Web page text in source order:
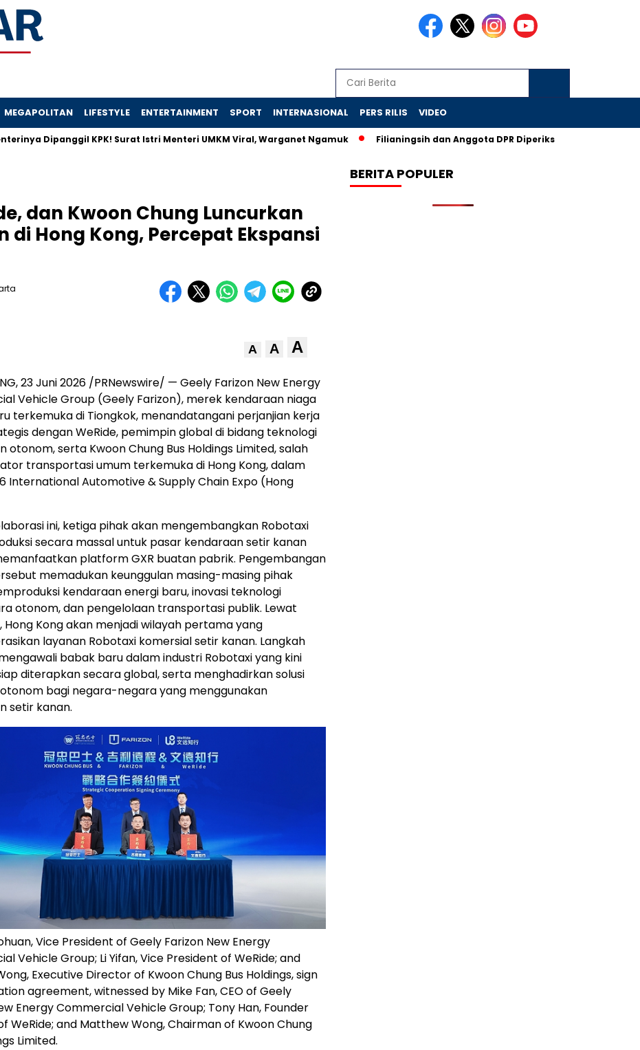
MEGAPOLITAN LIFESTYLE ENTERTAINMENT SPORT INTERNASIONAL PERS RILIS VIDEO
KPK! Surat Istri Menteri UMKM Viral, Warganet Ngamuk Filianingsih dan Anggota DPR Diperiksa, CSR BI Diusut KPK
dan Kwoon Chung Luncurkan
di Hong Kong, Percepat Ekspansi
A A A
,23 Juni 2026 /PRNewswire/ — Geely Farizon New Energy
Vehicle Group (Geely Farizon), merek kendaraan niaga
terkemuka di Tiongkok, menandatangani perjanjian kerja
dengan WeRide, pemimpin global di bidang teknologi
otonom, serta Kwoon Chung Bus Holdings Limited, salah
transportasi umum terkemuka di Hong Kong, dalam
International Automotive & Supply Chain Expo (Hong
ini, ketiga pihak akan mengembangkan Robotaxi
secara massal untuk pasar kendaraan setir kanan
platform GXR buatan pabrik. Pengembangan
memadukan keunggulan masing-masing pihak
kendaraan energi baru, inovasi teknologi
otonom, dan pengelolaan transportasi publik. Lewat
Hong Kong akan menjadi wilayah pertama yang
layanan Robotaxi komersial setir kanan. Langkah
babak baru dalam industri Robotaxi yang kini
diterapkan secara global, serta menghadirkan solusi
bagi negara-negara yang menggunakan
setir kanan.
Vice President of Geely Farizon New Energy
Vehicle Group; Li Yifan, Vice President of WeRide; and
Executive Director of Kwoon Chung Bus Holdings, sign
agreement, witnessed by Mike Fan, CEO of Geely
Energy Commercial Vehicle Group; Tony Han, Founder
WeRide; and Matthew Wong, Chairman of Kwoon Chung
Limited.
BERITA POPULER